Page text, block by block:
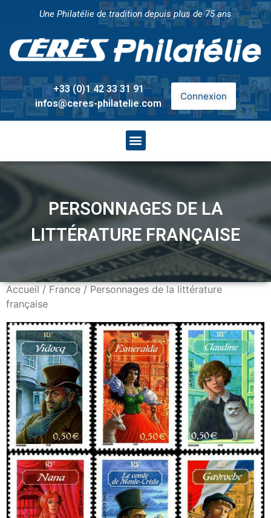
Une Philatélie de tradition depuis plus de 75 ans
+33 (0)1 42 33 31 91
infos@ceres-philatelie.com
Connexion
PERSONNAGES DE LA
LITTÉRATURE FRANÇAISE
Accueil / France / Personnages de la littérature
française